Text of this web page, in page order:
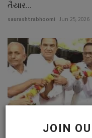
JOIN
તૈયાર...
saurashtrabhoomi Jun 25, 2026